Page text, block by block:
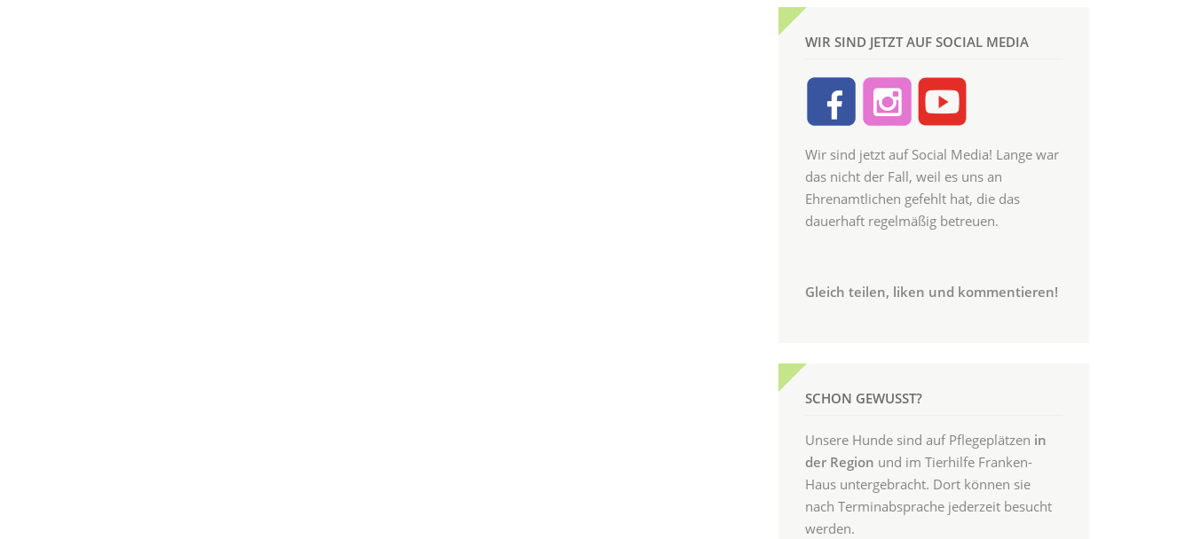
WIR SIND JETZT AUF SOCIAL MEDIA
Wir sind jetzt auf Social Media! Lange war
das nicht der Fall, weil es uns an
Ehrenamtlichen gefehlt hat, die das
dauerhaft regelmäßig betreuen.
Gleich teilen, liken und kommentieren!
SCHON GEWUSST?
Unsere Hunde sind auf Pflegeplätzen in
der Region und im Tierhilfe Franken-
Haus untergebracht. Dort können sie
nach Terminabsprache jederzeit besucht
werden.